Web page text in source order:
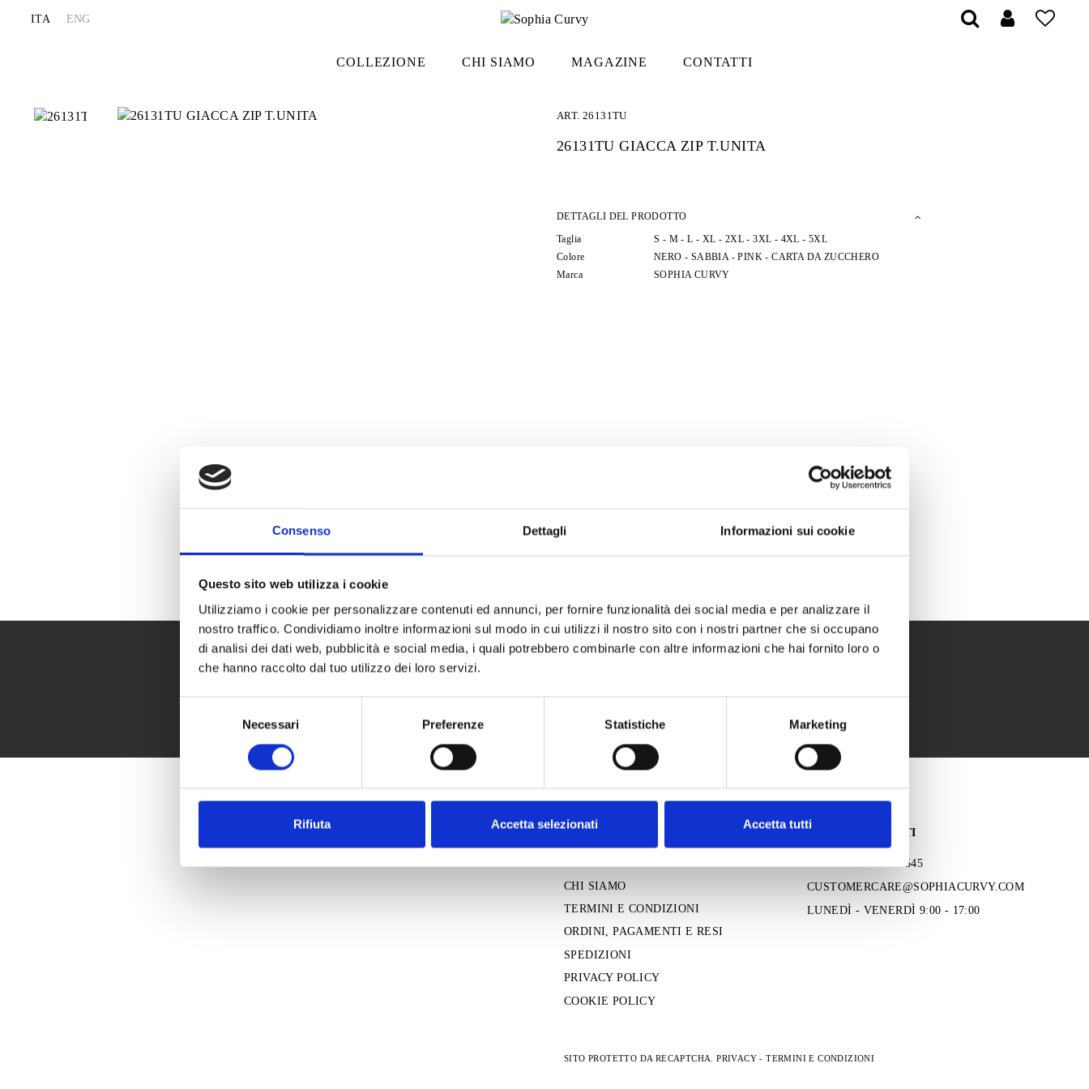
Consenso Dettagli Informazioni sui cookie
Questo sito web utilizza i cookie
Utilizziamo i cookie per personalizzare contenuti ed annunci, per fornire funzionalità dei social media e per analizzare il
nostro traffico. Condividiamo inoltre informazioni sul modo in cui utilizzi il nostro sito con i nostri partner che si occupano
di analisi dei dati web, pubblicità e social media, i quali potrebbero combinarle con altre informazioni che hai fornito loro o
che hanno raccolto dal tuo utilizzo dei loro servizi.
Necessari Preferenze Statistiche Marketing
Rifiuta Accetta selezionati Accetta tutti
ITA ENG
COLLEZIONE CHI SIAMO MAGAZINE CONTATTI
ART. 26131TU
26131TU GIACCA ZIP T.UNITA
DETTAGLI DEL PRODOTTO
Taglia
S - M -L - XL - 2XL -3XL - 4XL -5XL
Colore
NERO - SABBIA -PINK -CARTA DA ZUCCHERO
Marca
SOPHIA CURVY
SEGUICI
INFORMAZIONI
CHI SIAMO
TERMINI E CONDIZIONI
ORDINI, PAGAMENTI E RESI
SPEDIZIONI
PRIVACY POLICY
COOKIE POLICY
SERVIZIO CLIENTI
TEL: +39 051 0564545
CUSTOMERCARE@SOPHIACURVY.COM
LUNEDÌ - VENERDÌ 9:00 - 17:00
SITO PROTETTO DA RECAPTCHA.PRIVACY -TERMINI E CONDIZIONI